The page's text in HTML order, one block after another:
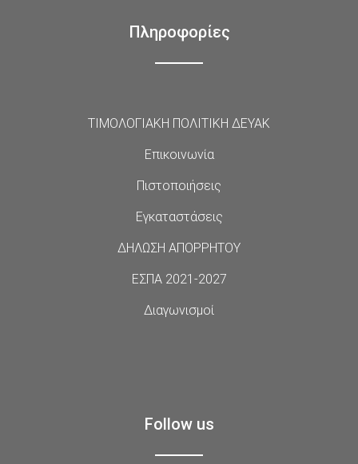
Πληροφορίες
ΤΙΜΟΛΟΓΙΑΚΗ ΠΟΛΙΤΙΚΗ ΔΕΥΑΚ
Επικοινωνία
Πιστοποιήσεις
Εγκαταστάσεις
ΔΗΛΩΣΗ ΑΠΟΡΡΗΤΟΥ
ΕΣΠΑ 2021-2027
Διαγωνισμοί
Follow us